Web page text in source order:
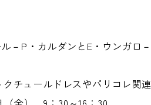
ル－P・カルダンとE・ウンガ
チュールドレスやパリコレ関